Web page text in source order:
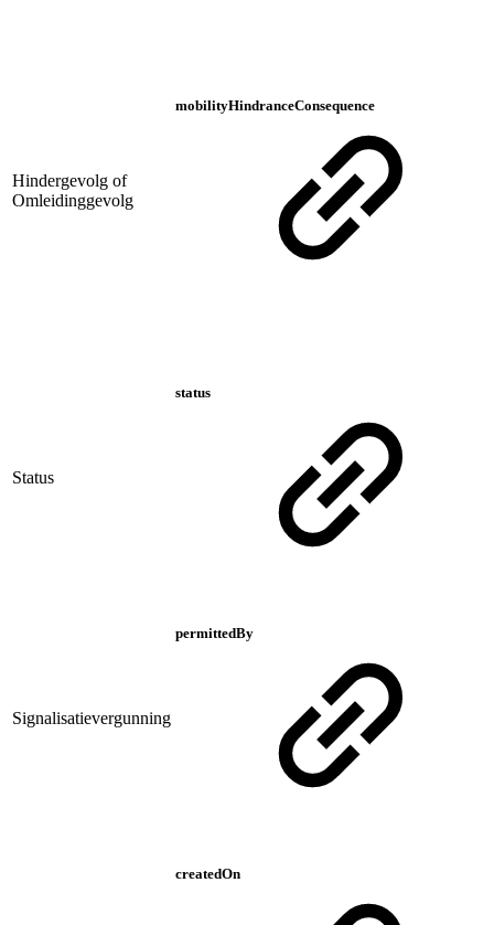
Hindergevolg of
Omleidinggevolg
mobilityHindranceConsequence
Status
status
Signalisatievergunning
permittedBy
createdOn